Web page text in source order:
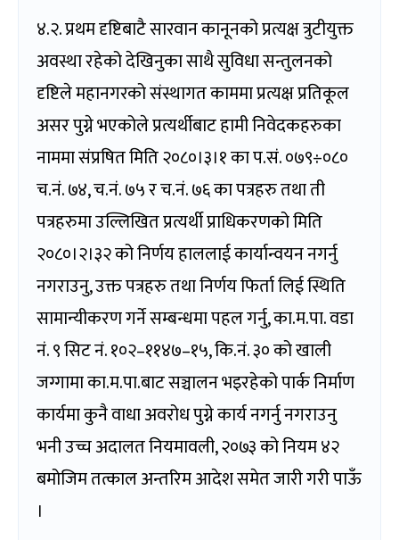
४.२. प्रथम दृष्टिबाटै सारवान कानूनको प्रत्यक्ष त्रुटीयुक्त
अवस्था रहेको देखिनुका साथै सुविधा सन्तुलनको
दृष्टिले महानगरको संस्थागत काममा प्रत्यक्ष प्रतिकूल
असर पुग्ने भएकोले प्रत्यर्थीबाट हामी निवेदकहरुका
नाममा संप्रषित मिति २०८०।३।१ का प.सं. ०७९÷०८०
च.नं. ७४, च.नं. ७५ र च.नं. ७६ का पत्रहरु तथा ती
पत्रहरुमा उल्लिखित प्रत्यर्थी प्राधिकरणको मिति
२०८०।२।३२ को निर्णय हाललाई कार्यान्वयन नगर्नु
नगराउनु, उक्त पत्रहरु तथा निर्णय फिर्ता लिई स्थिति
सामान्यीकरण गर्ने सम्बन्धमा पहल गर्नु, का.म.पा. वडा
नं. ९ सिट नं. १०२–११४७–१५, कि.नं. ३० को खाली
जग्गामा का.म.पा.बाट सञ्चालन भइरहेको पार्क निर्माण
कार्यमा कुनै वाधा अवरोध पुग्ने कार्य नगर्नु नगराउनु
भनी उच्च अदालत नियमावली, २०७३ को नियम ४२
बमोजिम तत्काल अन्तरिम आदेश समेत जारी गरी पाऊँ
।